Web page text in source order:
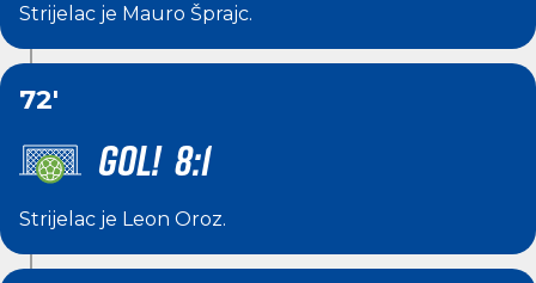
Strijelac je Mauro Šprajc.
72'
GOL! 8:1
Strijelac je Leon Oroz.